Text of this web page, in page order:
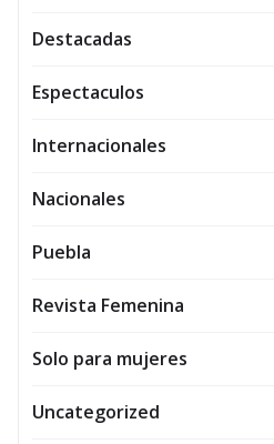
Destacadas
Espectaculos
Internacionales
Nacionales
Puebla
Revista Femenina
Solo para mujeres
Uncategorized